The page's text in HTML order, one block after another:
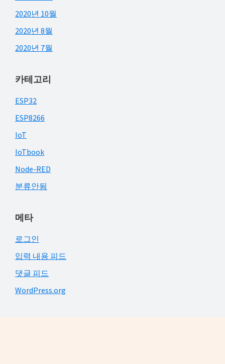
2020년 10월
2020년 8월
2020년 7월
카테고리
ESP32
ESP8266
IoT
IoTbook
Node-RED
분류안됨
메타
로그인
입력 내용 피드
댓글 피드
WordPress.org